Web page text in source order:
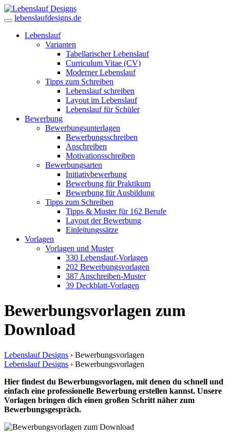
lebenslaufdesigns.de
Lebenslauf
Varianten
Tabellarischer Lebenslauf
Curriculum Vitae (CV)
Moderner Lebenslauf
Tipps zum Schreiben
Lebenslauf schreiben
Layout im Lebenslauf
Lebenslauf für Schüler
Bewerbung
Bewerbungsunterlagen
Bewerbungsschreiben
Anschreiben
Motivationsschreiben
Bewerbungsarten
Initiativbewerbung
Bewerbung für Praktikum
Bewerbung für Ausbildung
Tipps zum Schreiben
Tipps & Muster für 162 Berufe
Layout der Bewerbung
Einleitungssätze
Vorlagen
Vorlagen und Muster
330 Lebenslauf-Vorlagen
202 Bewerbungsvorlagen
387 Anschreiben-Muster
39 Deckblatt-Vorlagen
Bewerbungsvorlagen zum
Download
Lebenslauf Designs › Bewerbungsvorlagen
Lebenslauf Designs › Bewerbungsvorlagen
Hier findest du Bewerbungsvorlagen, mit denen du schnell und
einfach eine professionelle Bewerbung erstellen kannst. Unsere
Vorlagen bringen dich einen großen Schritt näher zum
Bewerbungsgespräch.